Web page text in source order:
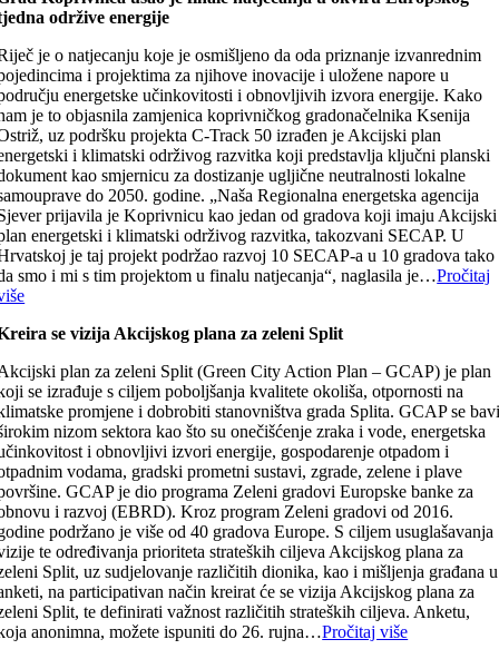
održive energije
je o natjecanju koje je osmišljeno da oda priznanje izvanrednim
i projektima za njihove inovacije i uložene napore u
energetske učinkovitosti i obnovljivih izvora energije. Kako
je to objasnila zamjenica koprivničkog gradonačelnika Ksenija
uz podršku projekta C-Track 50 izrađen je Akcijski plan
i klimatski održivog razvitka koji predstavlja ključni planski
kao smjernicu za dostizanje ugljične neutralnosti lokalne
do 2050. godine. „Naša Regionalna energetska agencija
prijavila je Koprivnicu kao jedan od gradova koji imaju Akcijski
energetski i klimatski održivog razvitka, takozvani SECAP. U
je taj projekt podržao razvoj 10 SECAP-a u 10 gradova tako
smo i mi s tim projektom u finalu natjecanja“, naglasila je…Pročitaj
se vizija Akcijskog plana za zeleni Split
plan za zeleni Split (Green City Action Plan – GCAP) je plan
se izrađuje s ciljem poboljšanja kvalitete okoliša, otpornosti na
promjene i dobrobiti stanovništva grada Splita. GCAP se
nizom sektora kao što su onečišćenje zraka i vode, energetska
i obnovljivi izvori energije, gospodarenje otpadom i
vodama, gradski prometni sustavi, zgrade, zelene i plave
GCAP je dio programa Zeleni gradovi Europske banke za
i razvoj (EBRD). Kroz program Zeleni gradovi od 2016.
podržano je više od 40 gradova Europe. S ciljem usuglašavanja
te određivanja prioriteta strateških ciljeva Akcijskog plana za
Split, uz sudjelovanje različitih dionika, kao i mišljenja građana u
na participativan način kreirat će se vizija Akcijskog plana za
Split, te definirati važnost različitih strateških ciljeva. Anketu,
anonimna, možete ispuniti do 26. rujna…Pročitaj više